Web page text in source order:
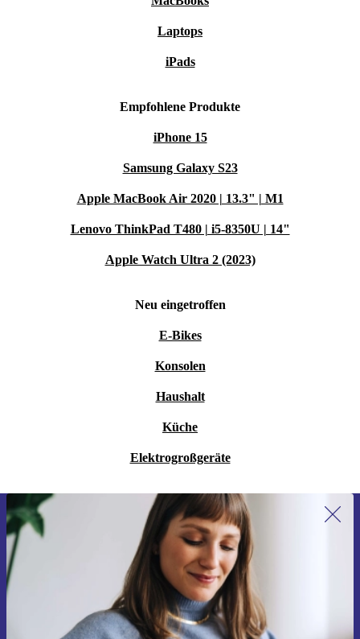
Laptops
iPads
Empfohlene Produkte
iPhone 15
Samsung Galaxy S23
Apple MacBook Air 2020 | 13.3" | M1
Lenovo ThinkPad T480 | i5-8350U | 14"
Apple Watch Ultra 2 (2023)
Neu eingetroffen
E-Bikes
Konsolen
Haushalt
Küche
Elektrogroßgeräte
Erstmals zum Newsletter anmelden,
15 € sparen!
Verpasse kein Angebot mehr.